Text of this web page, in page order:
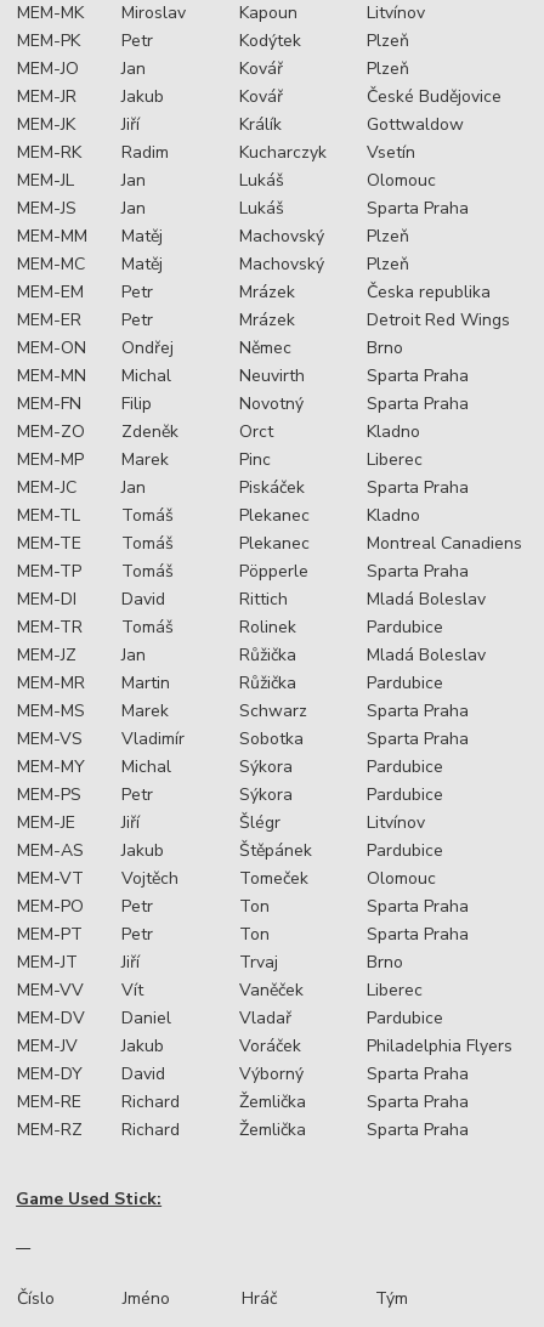
MEM-MK Miroslav Kapoun
Litvínov
MEM-PK
Petr Kodýtek
Plzeň
MEM-JO
Jan Kovář
Plzeň
MEM-JR
Jakub Kovář
České Budějovice
MEM-JK
Jiří Králík
Gottwaldow
MEM-RK
Radim Kucharczyk
Vsetín
MEM-JL
Jan Lukáš
Olomouc
MEM-JS
Jan Lukáš
Sparta Praha
MEM-MM
Matěj Machovský
Plzeň
MEM-MC
Matěj Machovský
Plzeň
MEM-EM
Petr Mrázek
Česka republika
MEM-ER
Petr Mrázek
Detroit Red Wings
MEM-ON
Ondřej Němec
Brno
MEM-MN
Michal Neuvirth
Sparta Praha
MEM-FN
Filip Novotný
Sparta Praha
MEM-ZO
Zdeněk Orct
Kladno
MEM-MP
Marek Pinc
Liberec
MEM-JC
Jan Piskáček
Sparta Praha
MEM-TL
Tomáš Plekanec
Kladno
MEM-TE
Tomáš Plekanec
Montreal Canadiens
MEM-TP
Tomáš Pöpperle
Sparta Praha
MEM-DI
David Rittich
Mladá Boleslav
MEM-TR
Tomáš Rolinek
Pardubice
MEM-JZ
Jan Růžička
Mladá Boleslav
MEM-MR
Martin Růžička
Pardubice
MEM-MS
Marek Schwarz
Sparta Praha
MEM-VS
Vladimír Sobotka
Sparta Praha
MEM-MY
Michal Sýkora
Pardubice
MEM-PS
Petr Sýkora
Pardubice
MEM-JE
Jiří Šlégr
Litvínov
MEM-AS
Jakub Štěpánek
Pardubice
MEM-VT
Vojtěch Tomeček
Olomouc
MEM-PO
Petr Ton
Sparta Praha
MEM-PT
Petr Ton
Sparta Praha
MEM-JT
Jiří Trvaj
Brno
MEM-VV
Vít Vaněček
Liberec
MEM-DV
Daniel Vladař
Pardubice
MEM-JV
Jakub Voráček
Philadelphia Flyers
MEM-DY
David Výborný
Sparta Praha
MEM-RE
Richard Žemlička
Sparta Praha
MEM-RZ
Richard Žemlička Sparta Praha
Game Used Stick:
Číslo Jméno Hráč
Tým